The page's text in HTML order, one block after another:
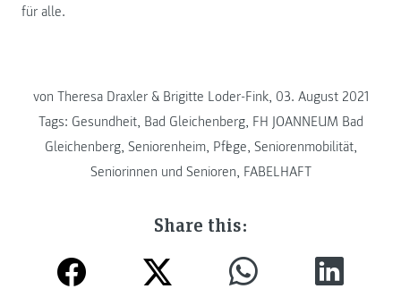
für alle.
von Theresa Draxler & Brigitte Loder-Fink, 03. August 2021
Tags: Gesundheit, Bad Gleichenberg, FH JOANNEUM Bad
Gleichenberg, Seniorenheim, Pflege, Seniorenmobilität,
Seniorinnen und Senioren, FABELHAFT
Share this: